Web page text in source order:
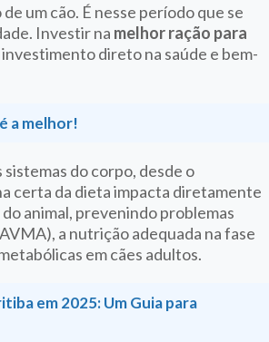
um cão. É nesse período que se
Investir na melhor ração para
investimento direto na saúde e bem-
a melhor!
do corpo, desde o
certa da dieta impacta diretamente
animal, prevenindo problemas
a nutrição adequada na fase
em cães adultos.
em 2025: Um Guia para